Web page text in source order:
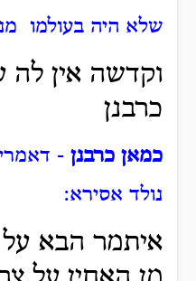
שלא היה בעולמו
וקדשה אין לה
כרבנן
כמאן כרבנן - דאמרי
נולד אסירא:
איתמר הבא